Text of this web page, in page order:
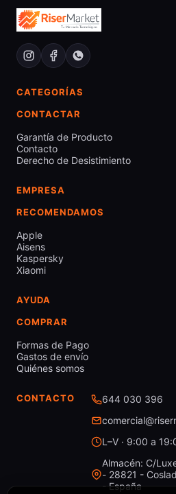
CATEGORÍAS
CONTACTAR
Garantía de Producto
Contacto
Derecho de Desistimiento
EMPRESA
RECOMENDAMOS
Apple
Aisens
Kaspersky
Xiaomi
AYUDA
COMPRAR
Formas de Pago
Gastos de envío
Quiénes somos
CONTACTO
644 030 396
L–V · 9:00 a
Almacén: C/
- 28821 -
- España